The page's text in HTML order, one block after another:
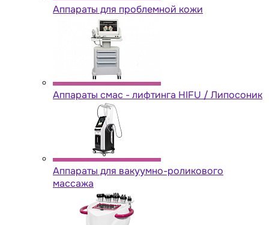
Аппараты для проблемной кожи
Аппараты cмас - лифтинга HIFU / Липосоник
Аппараты для вакуумно-роликового
массажа